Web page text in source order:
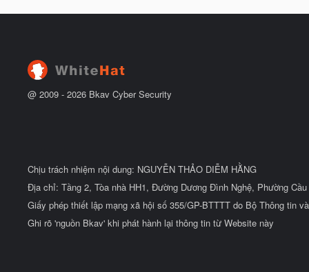
@ 2009 - 2026 Bkav Cyber Security
Chịu trách nhiệm nội dung: NGUYỄN THẢO DIỄM HẰNG
Địa chỉ: Tầng 2, Tòa nhà HH1, Đường Dương Đình Nghệ, Phường
Giấy phép thiết lập mạng xã hội số 355/GP-BTTTT do Bộ Thông tin
Ghi rõ 'nguồn Bkav' khi phát hành lại thông tin từ Website này